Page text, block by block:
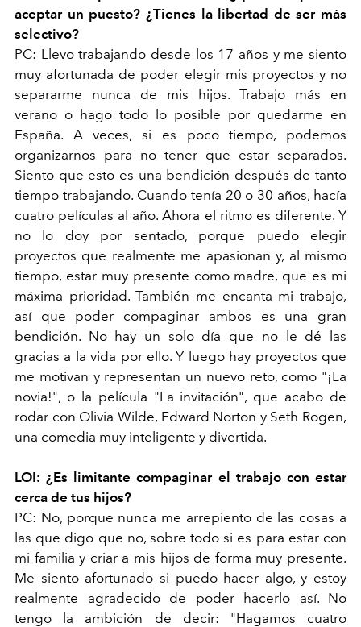
aceptar un puesto? ¿Tienes la libertad de ser más
selectivo?
PC: Llevo trabajando desde los 17 años y me siento
muy afortunada de poder elegir mis proyectos y no
separarme nunca de mis hijos. Trabajo más en
verano o hago todo lo posible por quedarme en
España. A veces, si es poco tiempo, podemos
organizarnos para no tener que estar separados.
Siento que esto es una bendición después de tanto
tiempo trabajando. Cuando tenía 20 o 30 años, hacía
cuatro películas al año. Ahora el ritmo es diferente. Y
no lo doy por sentado, porque puedo elegir
proyectos que realmente me apasionan y, al mismo
tiempo, estar muy presente como madre, que es mi
máxima prioridad. También me encanta mi trabajo,
así que poder compaginar ambos es una gran
bendición. No hay un solo día que no le dé las
gracias a la vida por ello. Y luego hay proyectos que
me motivan y representan un nuevo reto, como "¡La
novia!", o la película "La invitación", que acabo de
rodar con Olivia Wilde, Edward Norton y Seth Rogen,
una comedia muy inteligente y divertida.
LOI: ¿Es limitante compaginar el trabajo con estar
cerca de tus hijos?
PC: No, porque nunca me arrepiento de las cosas a
las que digo que no, sobre todo si es para estar con
mi familia y criar a mis hijos de forma muy presente.
Me siento afortunado si puedo hacer algo, y estoy
realmente agradecido de poder hacerlo así. No
tengo la ambición de decir: "Hagamos cuatro